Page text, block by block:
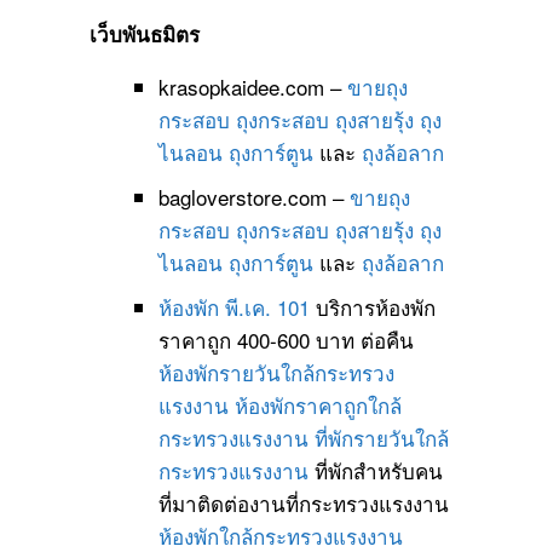
เว็บพันธมิตร
krasopkaidee.com –ขายถุง
กระสอบ ถุงกระสอบ ถุงสายรุ้ง ถุง
ไนลอน ถุงการ์ตูนและ ถุงล้อลาก
bagloverstore.com –ขายถุง
กระสอบ ถุงกระสอบ ถุงสายรุ้ง ถุง
ไนลอน ถุงการ์ตูนและ ถุงล้อลาก
ห้องพัก พี.เค. 101 บริการห้องพัก
ราคาถูก 400-600 บาท ต่อคืน
ห้องพักรายวันใกล้กระทรวง
แรงงาน ห้องพักราคาถูกใกล้
กระทรวงแรงงาน ที่พักรายวันใกล้
กระทรวงแรงงานที่พักสำหรับคน
ที่มาติดต่องานที่กระทรวงแรงงาน
ห้องพักใกล้กระทรวงแรงงาน